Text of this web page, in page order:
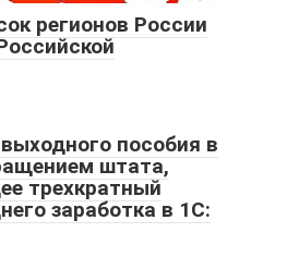
регионов России
пособия в
штата,
трехкратный
заработка в 1С: